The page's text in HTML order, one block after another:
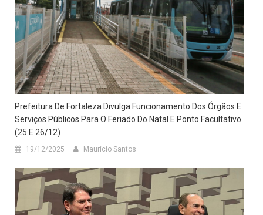
Prefeitura De Fortaleza Divulga Funcionamento Dos Órgãos E
Serviços Públicos Para O Feriado Do Natal E Ponto Facultativo
(25 E 26/12)
19/12/2025 Maurício Santos